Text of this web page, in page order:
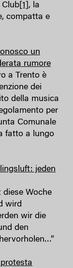
[1] , la
compatta e
un
rumore
a Trento è
dei
della musica
per
Comunale
fatto a lungo
jeden
diese Woche
wird
wir die
den